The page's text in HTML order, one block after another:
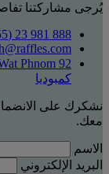
يُرجى مشاركتنا
888 981 23 (855)
كمبوديا
نشكرك على
معك.
الاسم
البريد الإلكتروني